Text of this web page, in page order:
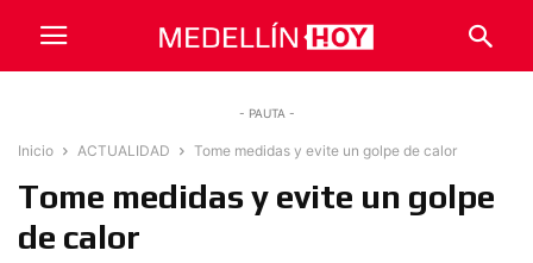
- PAUTA -
Inicio ACTUALIDAD Tome medidas y evite un golpe de calor
Tome medidas y evite un golpe
de calor